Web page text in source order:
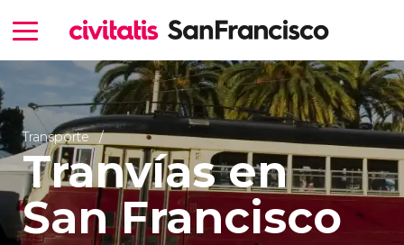
Transporte
Tranvías en
San Francisco